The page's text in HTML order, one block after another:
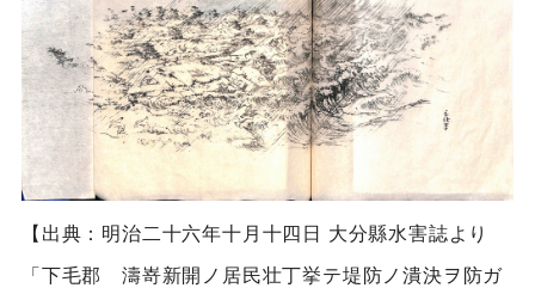
【出典：明治二十六年十月十四日 大分縣水害誌より
「下毛郡 濤嵜新開ノ居民壮丁挙テ堤防ノ潰決ヲ防ガ